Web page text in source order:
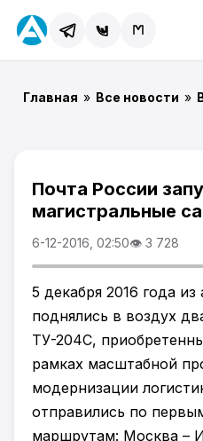
Главная » Все новости »
Почта России
магистральные
6-12-2016, 02:50👁 3 728
5 декабря 2016 года
поднялись в воздух
ТУ-204С,
рамках масштабной
модернизации
отправились по
маршрутам: Москва –